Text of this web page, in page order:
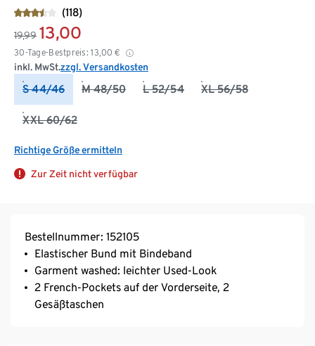
(118)
19,99 13,00
30-Tage-Bestpreis: 13,00 €
inkl. MwSt.zzgl. Versandkosten
S 44/46 M 48/50 L 52/54 XL 56/58
XXL 60/62
Richtige Größe ermitteln
Zur Zeit nicht verfügbar
Bestellnummer: 152105
Elastischer Bund mit Bindeband
Garment washed: leichter Used-Look
2 French-Pockets auf der Vorderseite, 2
Gesäßtaschen